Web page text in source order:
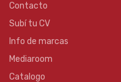
Contacto
Subí tu CV
Info de marcas
Mediaroom
Catalogo